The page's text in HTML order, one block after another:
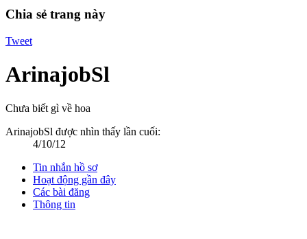
Chia sẻ trang này
Tweet
ArinajobSl
Chưa biết gì về hoa
ArinajobSl được nhìn thấy lần cuối:
4/10/12
Tin nhắn hồ sơ
Hoạt động gần đây
Các bài đăng
Thông tin